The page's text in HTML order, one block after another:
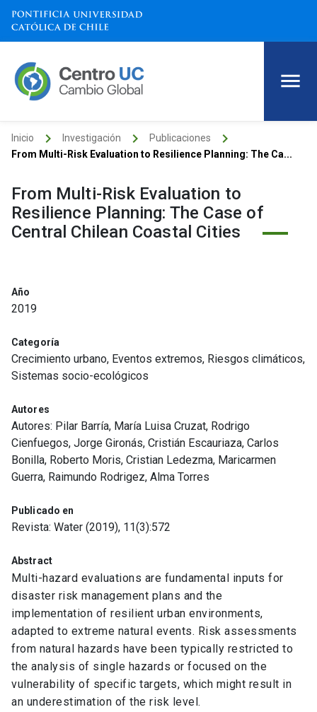
Inicio keyboard_arrow_right Investigación keyboard_arrow_right Publicaciones keyboard_arrow_right
From Multi-Risk Evaluation to Resilience Planning: The Ca...
From Multi-Risk Evaluation to
Resilience Planning: The Case of
Central Chilean Coastal Cities
Año
2019
Categoría
Crecimiento urbano, Eventos extremos, Riesgos climáticos,
Sistemas socio-ecológicos
Autores
Autores: Pilar Barría, María Luisa Cruzat, Rodrigo
Cienfuegos, Jorge Gironás, Cristián Escauriaza, Carlos
Bonilla, Roberto Moris, Cristian Ledezma, Maricarmen
Guerra, Raimundo Rodrigez, Alma Torres
Publicado en
Revista: Water (2019), 11(3):572
Abstract
Multi-hazard evaluations are fundamental inputs for
disaster risk management plans and the
implementation of resilient urban environments,
adapted to extreme natural events. Risk assessments
from natural hazards have been typically restricted to
the analysis of single hazards or focused on the
vulnerability of specific targets, which might result in
an underestimation of the risk level.